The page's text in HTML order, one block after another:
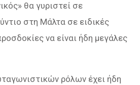
θα γυριστεί σε
στη Μάλτα σε ειδικές
να είναι ήδη μεγάλες
ρόλων έχει ήδη